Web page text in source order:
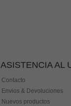
ASISTENCIA AL
Contacto
Envios & Devoluciones
Nuevos productos